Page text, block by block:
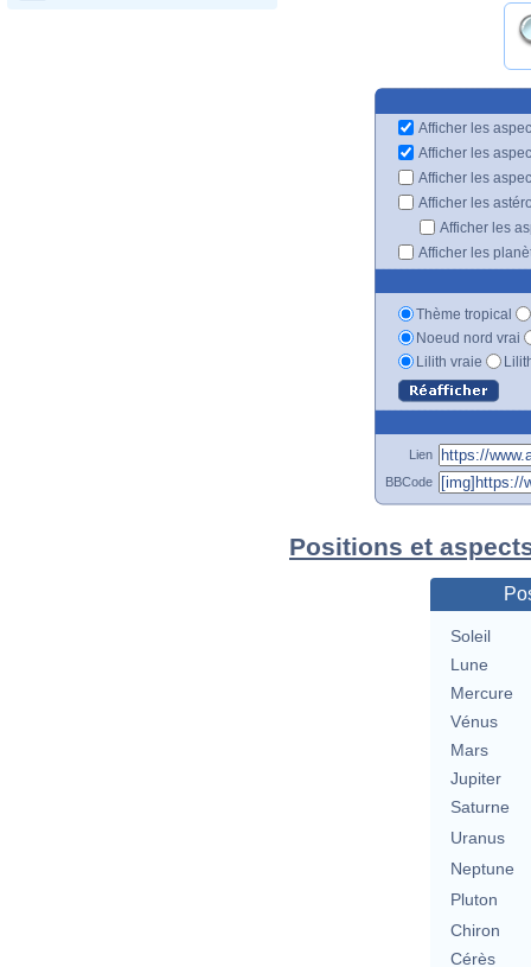
Afficher les
Afficher les
Afficher les
Afficher les
Afficher les
Afficher les
Thème tropical
Noeud nord vrai
Lilith vraie
Lien
BBCode
Positions et
Soleil
Lune
Mercure
Vénus
Mars
Jupiter
Saturne
Uranus
Neptune
Pluton
Chiron
Cérès